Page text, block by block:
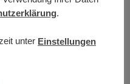
.
unter Einstellungen